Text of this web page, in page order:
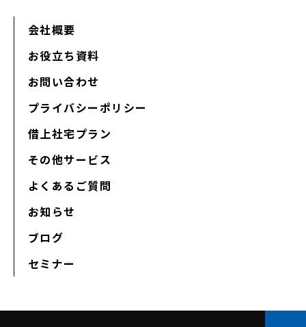
会社概要
お役立ち資料
お問い合わせ
プライバシーポリシー
借上社宅プラン
その他サービス
よくあるご質問
お知らせ
ブログ
セミナー